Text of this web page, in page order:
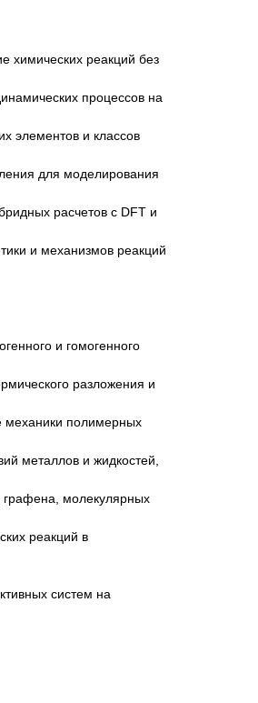
химических реакций без
процессов на
элементов и классов
для моделирования
расчетов с DFT и
и механизмов реакций
и гомогенного
разложения и
механики полимерных
металлов и жидкостей,
графена, молекулярных
реакций в
систем на